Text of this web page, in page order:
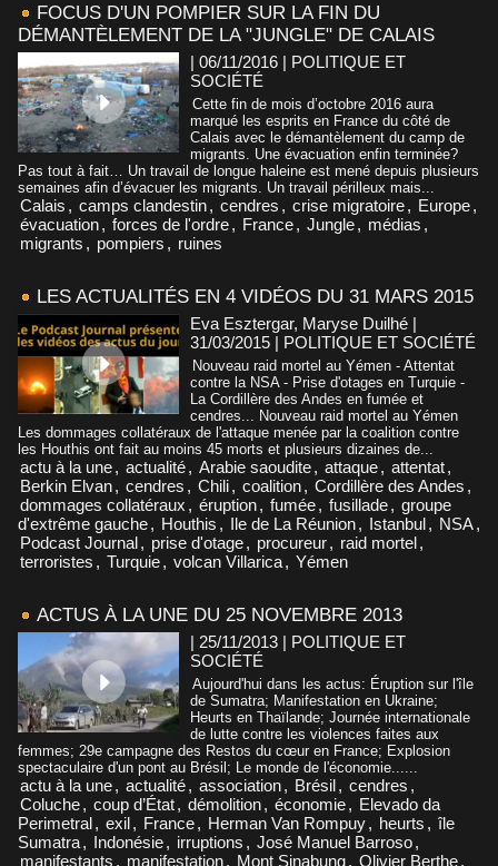
FOCUS D'UN POMPIER SUR LA FIN DU
DÉMANTÈLEMENT DE LA "JUNGLE" DE CALAIS
| 06/11/2016 | POLITIQUE ET
SOCIÉTÉ
Cette fin de mois d’octobre 2016 aura
marqué les esprits en France du côté de
Calais avec le démantèlement du camp de
migrants. Une évacuation enfin terminée?
Pas tout à fait… Un travail de longue haleine est mené depuis plusieurs
semaines afin d’évacuer les migrants. Un travail périlleux mais...
Calais , camps clandestin, cendres , crise migratoire, Europe,
évacuation, forces de l'ordre, France, Jungle, médias ,
migrants , pompiers , ruines
LES ACTUALITÉS EN 4 VIDÉOS DU 31 MARS 2015
Eva Esztergar, Maryse Duilhé |
31/03/2015 | POLITIQUE ET SOCIÉTÉ
Nouveau raid mortel au Yémen - Attentat
contre la NSA - Prise d'otages en Turquie -
La Cordillère des Andes en fumée et
cendres... Nouveau raid mortel au Yémen
Les dommages collatéraux de l'attaque menée par la coalition contre
les Houthis ont fait au moins 45 morts et plusieurs dizaines de...
actu à la une, actualité, Arabie saoudite, attaque, attentat,
Berkin Elvan, cendres , Chili, coalition, Cordillère des Andes ,
dommages collatéraux , éruption, fumée, fusillade, groupe
d'extrême gauche, Houthis , Ile de La Réunion, Istanbul, NSA,
Podcast Journal, prise d'otage, procureur, raid mortel,
terroristes , Turquie, volcan Villarica, Yémen
ACTUS À LA UNE DU 25 NOVEMBRE 2013
| 25/11/2013 | POLITIQUE ET
SOCIÉTÉ
Aujourd'hui dans les actus: Éruption sur l'île
de Sumatra; Manifestation en Ukraine;
Heurts en Thaïlande; Journée internationale
de lutte contre les violences faites aux
femmes; 29e campagne des Restos du cœur en France; Explosion
spectaculaire d'un pont au Brésil; Le monde de l'économie......
actu à la une, actualité, association, Brésil, cendres ,
Coluche, coup d’État, démolition, économie, Elevado da
Perimetral, exil, France, Herman Van Rompuy, heurts , île
Sumatra, Indonésie, irruptions , José Manuel Barroso,
manifestants , manifestation, Mont Sinabung, Olivier Berthe,